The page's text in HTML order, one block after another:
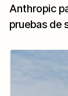
Anthropic
pruebas de